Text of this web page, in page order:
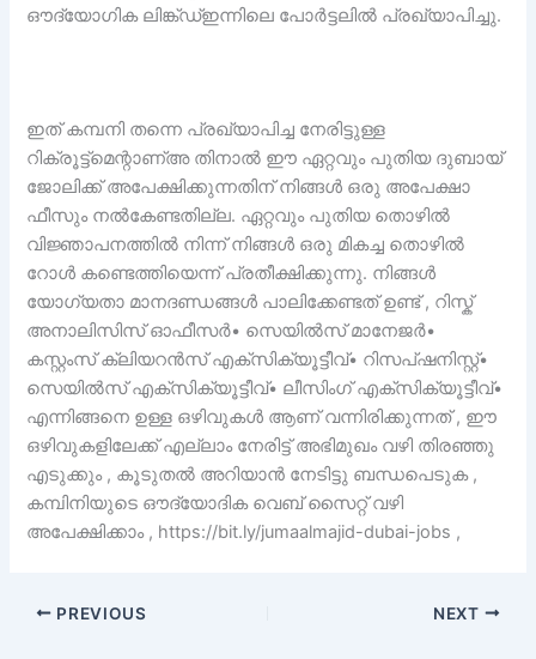
ഔദ്യോഗിക ലിങ്ക്ഡ്ഇന്നിലെ പോർട്ടലിൽ പ്രഖ്യാപിച്ചു.
ഇത് കമ്പനി തന്നെ പ്രഖ്യാപിച്ച നേരിട്ടുള്ള
റിക്രൂട്ട്‌മെന്റാണ്അ തിനാൽ ഈ ഏറ്റവും പുതിയ ദുബായ്
ജോലിക്ക് അപേക്ഷിക്കുന്നതിന് നിങ്ങൾ ഒരു അപേക്ഷാ
ഫീസും നൽകേണ്ടതില്ല. ഏറ്റവും പുതിയ തൊഴിൽ
വിജ്ഞാപനത്തിൽ നിന്ന് നിങ്ങൾ ഒരു മികച്ച തൊഴിൽ
റോൾ കണ്ടെത്തിയെന്ന് പ്രതീക്ഷിക്കുന്നു. നിങ്ങൾ
യോഗ്യതാ മാനദണ്ഡങ്ങൾ പാലിക്കേണ്ടത് ഉണ്ട് , റിസ്ക്
അനാലിസിസ് ഓഫീസർ• സെയിൽസ് മാനേജർ•
കസ്റ്റംസ് ക്ലിയറൻസ് എക്സിക്യൂട്ടീവ്• റിസപ്ഷനിസ്റ്റ്•
സെയിൽസ് എക്സിക്യൂട്ടീവ്• ലീസിംഗ് എക്സിക്യൂട്ടീവ്•
എന്നിങ്ങനെ ഉള്ള ഒഴിവുകൾ ആണ് വന്നിരിക്കുന്നത് , ഈ
ഒഴിവുകളിലേക്ക് എല്ലാം നേരിട്ട് അഭിമുഖം വഴി തിരഞ്ഞു
എടുക്കും , കൂടുതൽ അറിയാൻ നേടിട്ടു ബന്ധപെടുക ,
കമ്പിനിയുടെ ഔദ്യോദിക വെബ് സൈറ്റ് വഴി
അപേക്ഷിക്കാം , https://bit.ly/jumaalmajid-dubai-jobs ,
PREVIOUS NEXT